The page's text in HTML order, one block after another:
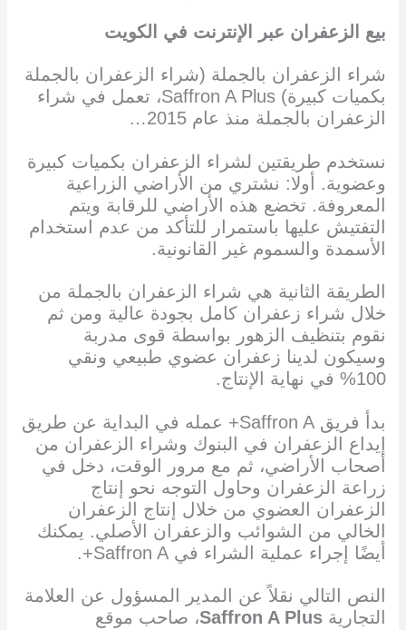
بيع الزعفران عبر الإنترنت في الكويت
شراء الزعفران بالجملة (شراء الزعفران بالجملة
بكميات كبيرة) Saffron A Plus، تعمل في شراء
الزعفران بالجملة منذ عام 2015…
نستخدم طريقتين لشراء الزعفران بكميات كبيرة
وعضوية. أولا: نشتري من الأراضي الزراعية
المعروفة. تخضع هذه الأراضي للرقابة ويتم
التفتيش عليها باستمرار للتأكد من عدم استخدام
الأسمدة والسموم غير القانونية.
الطريقة الثانية هي شراء الزعفران بالجملة من
خلال شراء زعفران كامل بجودة عالية ومن ثم
نقوم بتنظيف الزهور بواسطة قوى مدربة
وسيكون لدينا زعفران عضوي طبيعي ونقي
100% في نهاية الإنتاج.
بدأ فريق Saffron A+ عمله في البداية عن طريق
إيداع الزعفران في البنوك وشراء الزعفران من
أصحاب الأراضي، ثم مع مرور الوقت، دخل في
زراعة الزعفران وحاول التوجه نحو إنتاج
الزعفران العضوي من خلال إنتاج الزعفران
الخالي من الشوائب والزعفران الأصلي. يمكنك
أيضًا إجراء عملية الشراء في Saffron A+.
النص التالي نقلاً عن المدير المسؤول عن العلامة
التجاريةSaffron A Plus، صاحب موقع